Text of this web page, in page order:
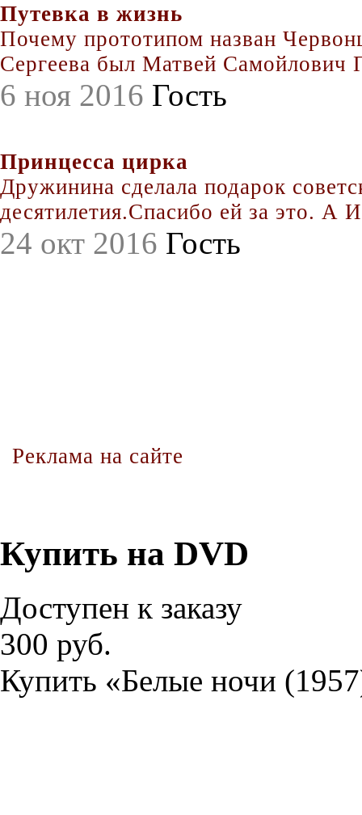
Путевка в жизнь
Почему прототипом назван
Сергеева был Матвей Самойлович
6 ноя 2016 Гость
Принцесса цирка
Дружинина сделала подарок
десятилетия.Спасибо ей за это. А
24 окт 2016 Гость
Реклама на сайте
Купить на DVD
Доступен к заказу
300 руб.
Купить «Белые ночи